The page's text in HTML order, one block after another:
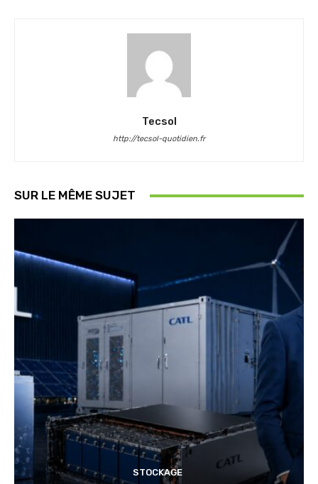
Tecsol
http://tecsol-quotidien.fr
SUR LE MÊME SUJET
STOCKAGE